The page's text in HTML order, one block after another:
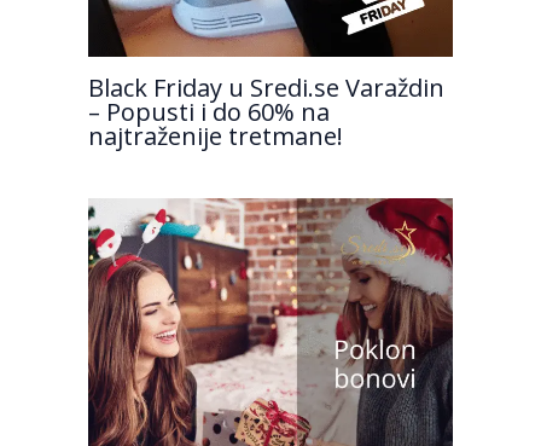
Black Friday u Sredi.se Varaždin
– Popusti i do 60% na
najtraženije tretmane!